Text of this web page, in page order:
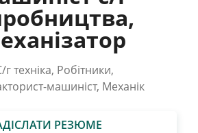
техніка, Робітники,
машиніст, Механік
РЕЗЮМЕ